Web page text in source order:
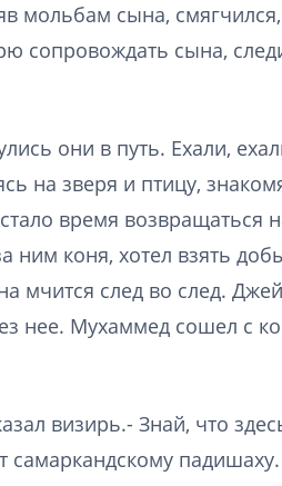
мольбам сына,
сопровождать сына,
они в путь. Ехали,
на зверя и птицу,
время возвращаться
ним коня, хотел взять
мчится след во след.
нее. Мухаммед сошел с
визирь.- Знай, что
самаркандскому